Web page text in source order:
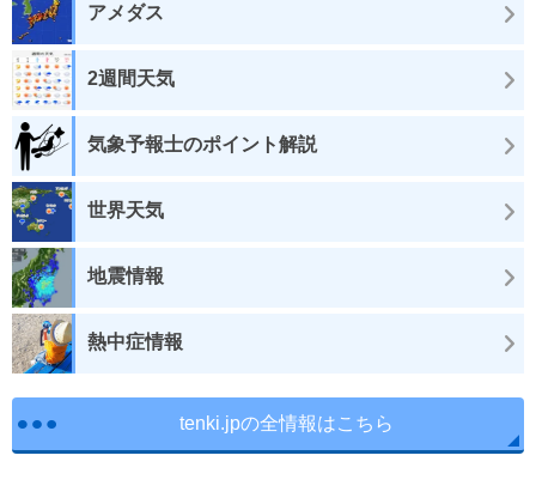
アメダス
2週間天気
気象予報士のポイント解説
世界天気
地震情報
熱中症情報
tenki.jpの全情報はこちら